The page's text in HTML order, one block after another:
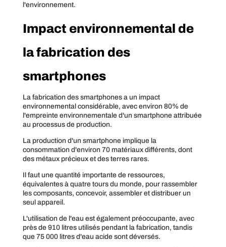
l'environnement.
Impact environnemental de
la fabrication des
smartphones
La fabrication des smartphones a un impact
environnemental considérable, avec environ 80% de
l'empreinte environnementale d'un smartphone attribuée
au processus de production.
La production d'un smartphone implique la
consommation d'environ 70 matériaux différents, dont
des métaux précieux et des terres rares.
Il faut une quantité importante de ressources,
équivalentes à quatre tours du monde, pour rassembler
les composants, concevoir, assembler et distribuer un
seul appareil.
L'utilisation de l'eau est également préoccupante, avec
près de 910 litres utilisés pendant la fabrication, tandis
que 75 000 litres d'eau acide sont déversés.